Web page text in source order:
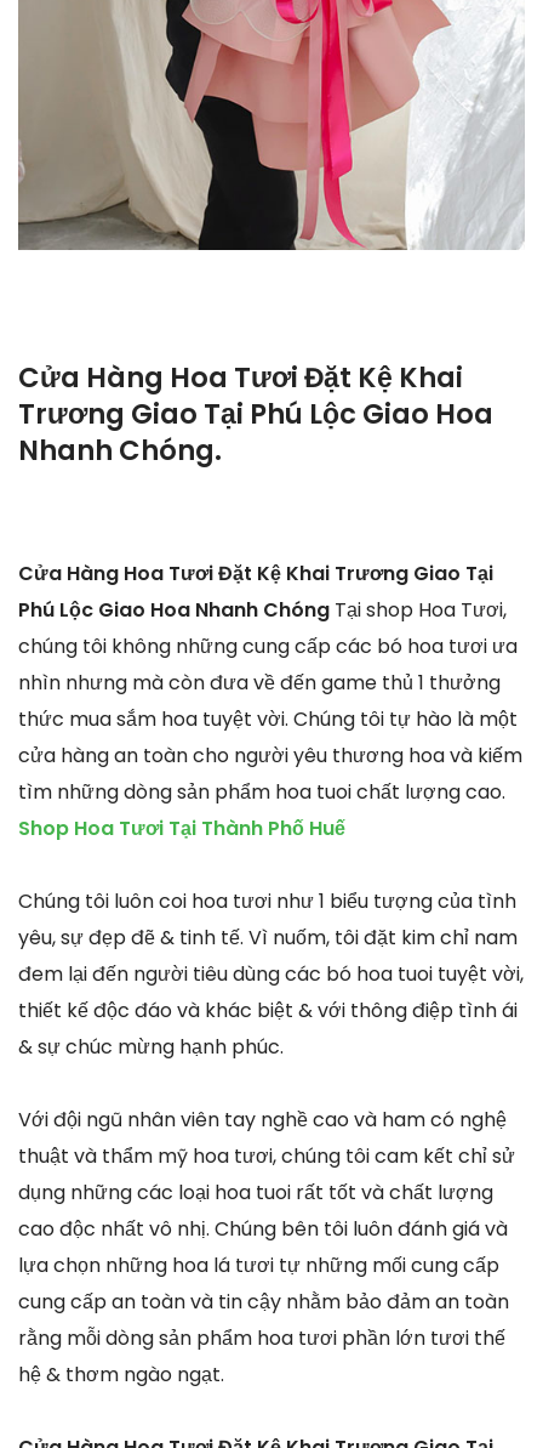
Cửa Hàng Hoa Tươi Đặt Kệ Khai
Trương Giao Tại Phú Lộc Giao Hoa
Nhanh Chóng.
Cửa Hàng Hoa Tươi Đặt Kệ Khai Trương Giao Tại
Phú Lộc Giao Hoa Nhanh Chóng Tại shop Hoa Tươi,
chúng tôi không những cung cấp các bó hoa tươi ưa
nhìn nhưng mà còn đưa về đến game thủ 1 thưởng
thức mua sắm hoa tuyệt vời. Chúng tôi tự hào là một
cửa hàng an toàn cho người yêu thương hoa và kiếm
tìm những dòng sản phẩm hoa tuoi chất lượng cao.
Shop Hoa Tươi Tại Thành Phố Huế
Chúng tôi luôn coi hoa tươi như 1 biểu tượng của tình
yêu, sự đẹp đẽ & tinh tế. Vì nuốm, tôi đặt kim chỉ nam
đem lại đến người tiêu dùng các bó hoa tuoi tuyệt vời,
thiết kế độc đáo và khác biệt & với thông điệp tình ái
& sự chúc mừng hạnh phúc.
Với đội ngũ nhân viên tay nghề cao và ham có nghệ
thuật và thẩm mỹ hoa tươi, chúng tôi cam kết chỉ sử
dụng những các loại hoa tuoi rất tốt và chất lượng
cao độc nhất vô nhị. Chúng bên tôi luôn đánh giá và
lựa chọn những hoa lá tươi tự những mối cung cấp
cung cấp an toàn và tin cậy nhằm bảo đảm an toàn
rằng mỗi dòng sản phẩm hoa tươi phần lớn tươi thế
hệ & thơm ngào ngạt.